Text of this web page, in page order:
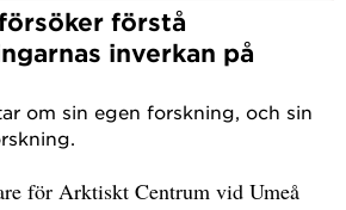
förstå
inverkan på
om sin egen forskning, och sin
för Arktiskt Centrum vid Umeå